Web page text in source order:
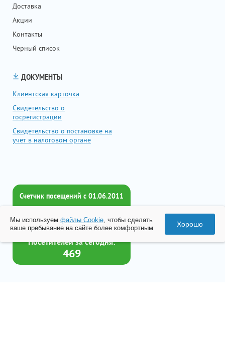
Доставка
Акции
Контакты
Черный список
ДОКУМЕНТЫ
Клиентская карточка
Свидетельство о
госрегистрации
Свидетельство о постановке на
учет в налоговом органе
Счетчик посещений c 01.06.2011
Всего посетителей:
2017861
Посетителей за сегодня:
469
Мы используем файлы Cookie, чтобы сделать
ваше пребывание на сайте более комфортным
Хорошо